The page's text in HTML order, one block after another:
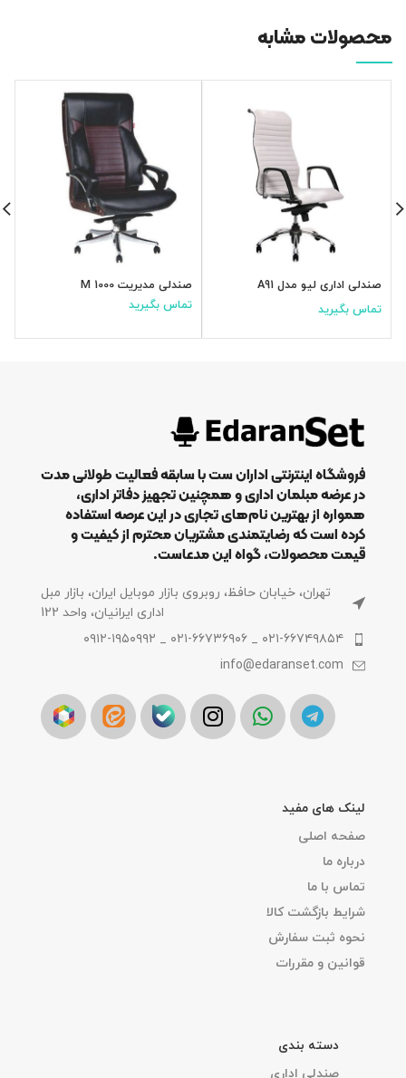
محصولات مشابه
صندلی اداری لیو مدل A91
تماس بگیرید
صندلی مدیریت M 1000
تماس بگیرید
فروشگاه اینترنتی اداران ست با سابقه فعالیت طولانی مدت
در عرضه مبلمان اداری و همچنین تجهیز دفاتر اداری،
همواره از بهترین نام‌های تجاری در این عرصه استفاده
کرده است که رضایتمندی مشتریان محترم از کیفیت و
قیمت محصولات، گواه این مدعاست.
تهران، خیابان حافظ، روبروی بازار موبایل ایران، بازار مبل
اداری ایرانیان، واحد 122
۰۲۱-۶۶۷۴۹۸۵۴ _ ۰۲۱-۶۶۷۳۶۹۰۶ _ ۰۹۱۲-۱۹۵۰۹۹۲
info@edaranset.com
لینک های مفید
صفحه اصلی
درباره ما
تماس با ما
شرایط بازگشت کالا
نحوه ثبت سفارش
قوانین و مقررات
دسته بندی
صندلی اداری